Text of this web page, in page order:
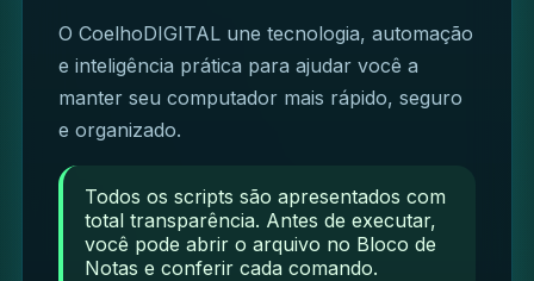
O CoelhoDIGITAL une tecnologia, automação
e inteligência prática para ajudar você a
manter seu computador mais rápido, seguro
e organizado.
Todos os scripts são apresentados com
total transparência. Antes de executar,
você pode abrir o arquivo no Bloco de
Notas e conferir cada comando.